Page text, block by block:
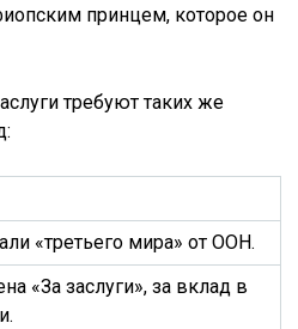
принцем, которое он
требуют таких же
«третьего мира» от ООН.
«За заслуги», за вклад в